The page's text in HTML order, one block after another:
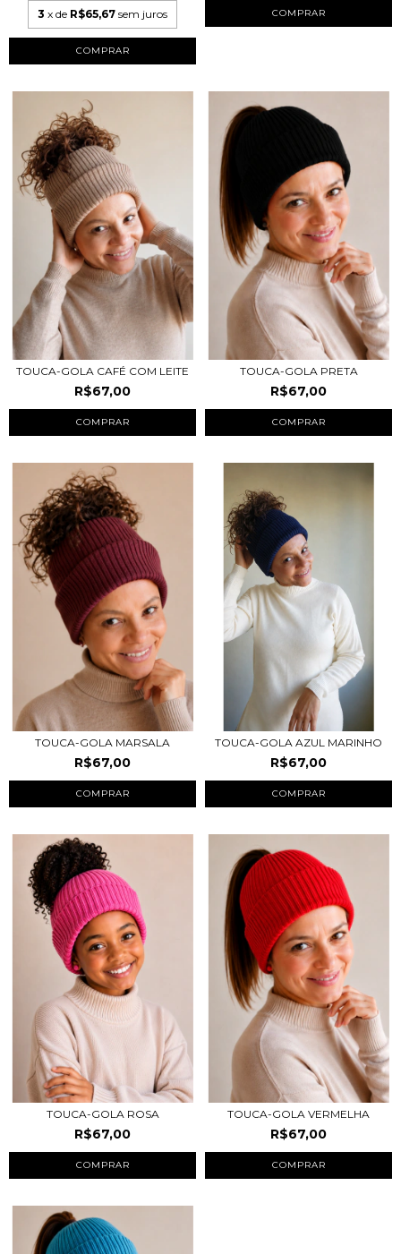
3 x de R$65,67 sem juros
TOUCA-GOLA CAFÉ COM LEITE
R$67,00
TOUCA-GOLA PRETA
R$67,00
TOUCA-GOLA MARSALA
R$67,00
TOUCA-GOLA AZUL MARINHO
R$67,00
TOUCA-GOLA ROSA
R$67,00
TOUCA-GOLA VERMELHA
R$67,00